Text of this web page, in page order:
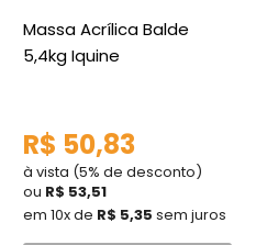
Massa Acrílica Balde
5,4kg Iquine
R$ 50,83
à vista (5% de desconto)
ou R$ 53,51
em 10x de R$ 5,35 sem juros